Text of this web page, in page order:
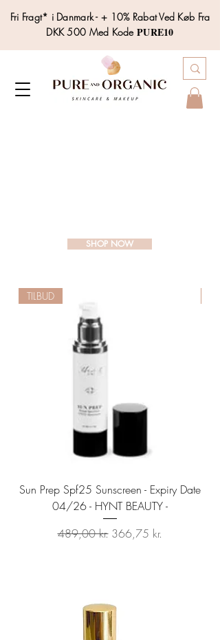
Fri Fragt* i Danmark - + 10% Rabat Ved Køb Fra
DKK 500 Med KodePURE10
SHOP NOW
TILBUD
Sun Prep Spf25 Sunscreen - Expiry Date
04/26 - HYNT BEAUTY -
Regulær pris
489,00 kr. Salgspris
366,75 kr.